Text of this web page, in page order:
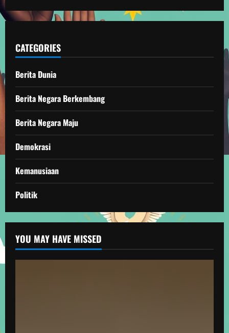
CATEGORIES
Berita Dunia
Berita Negara Berkembang
Berita Negara Maju
Demokrasi
Kemanusiaan
Politik
YOU MAY HAVE MISSED